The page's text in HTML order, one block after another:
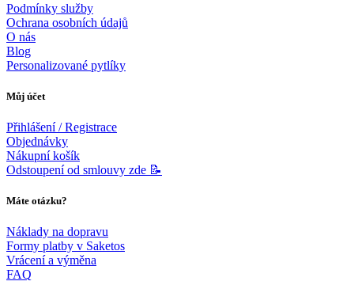
Podmínky služby
Ochrana osobních údajů
O nás
Blog
Personalizované pytlíky
Můj účet
Přihlášení / Registrace
Objednávky
Nákupní košík
Odstoupení od smlouvy zde 📝
Máte otázku?
Náklady na dopravu
Formy platby v Saketos
Vrácení a výměna
FAQ